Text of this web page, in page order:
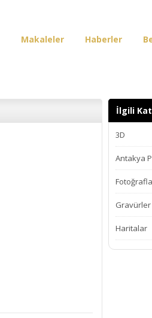
Makaleler Haberler
İlgili
3D
Antakya
Gravürler
Haritalar